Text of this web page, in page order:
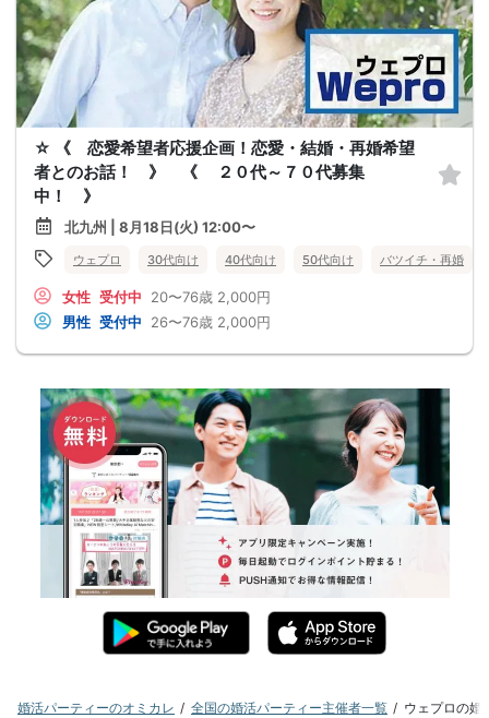
☆ 《 恋愛希望者応援企画！恋愛・結婚・再婚希望
者とのお話！ 》 《 ２０代～７０代募集
中！ 》
北九州 | 8月18日(火) 12:00〜
ウェプロ 30代向け 40代向け 50代向け バツイチ・再婚
女性 受付中 20〜76歳 2,000円
男性 受付中 26〜76歳 2,000円
婚活パーティーのオミカレ 全国の婚活パーティー主催者一覧 ウェプロの婚